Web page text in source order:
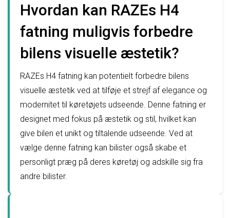
Hvordan kan RAZEs H4
fatning muligvis forbedre
bilens visuelle æstetik?
RAZEs H4 fatning kan potentielt forbedre bilens
visuelle æstetik ved at tilføje et strejf af elegance og
modernitet til køretøjets udseende. Denne fatning er
designet med fokus på æstetik og stil, hvilket kan
give bilen et unikt og tiltalende udseende. Ved at
vælge denne fatning kan bilister også skabe et
personligt præg på deres køretøj og adskille sig fra
andre bilister.